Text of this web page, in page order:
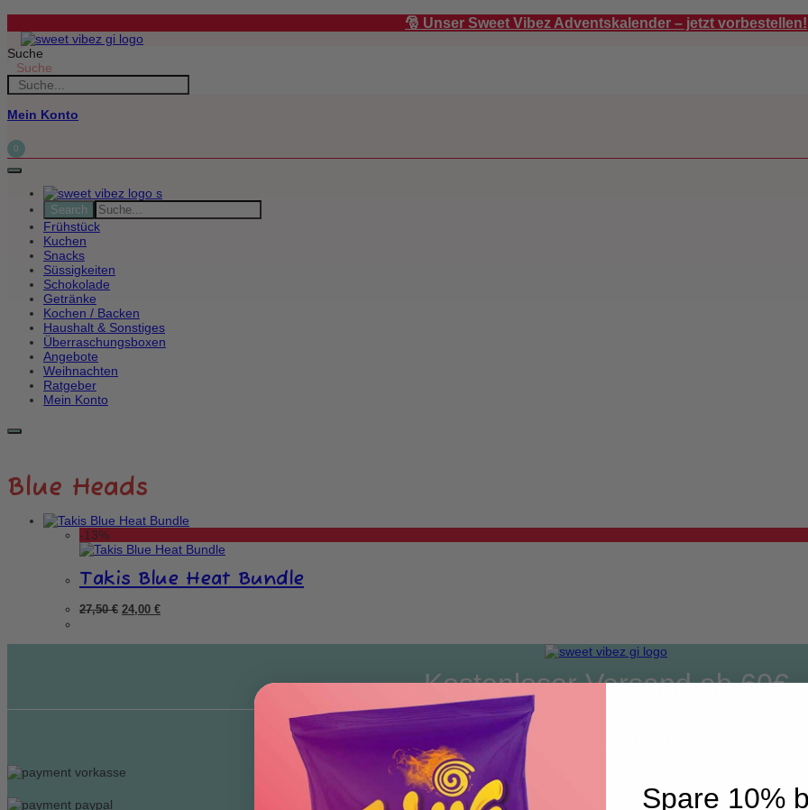
Inhalt
springen
🎅 Unser Sweet Vibez Adventskalender – jetzt vorbestellen!
Suche
Suche
Mein Konto
0
Frühstück
Kuchen
Snacks
Süssigkeiten
Schokolade
Getränke
Kochen / Backen
Haushalt & Sonstiges
Überraschungsboxen
Angebote
Weihnachten
Ratgeber
Mein Konto
Blue Heads
-13%
Takis Blue Heat Bundle
27,50€ Ursprünglicher
24,00 €Aktueller
Kostenloser Versand ab 60€
Spare 10%